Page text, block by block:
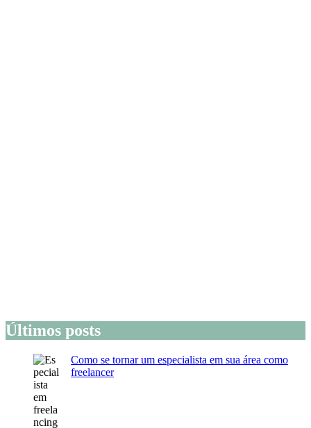
Últimos posts
Como se tornar um especialista em sua área como
freelancer